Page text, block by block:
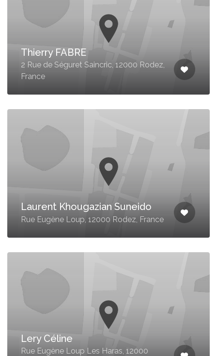
Thierry FABRE
2 Rue de Séguret Saincric, 12000 Rodez,
France
Laurent Khougazian Suneido
Rue Eugène Loup, 12000 Rodez, France
Lery Céline
Rue Eugène Loup Les Haras, 12000